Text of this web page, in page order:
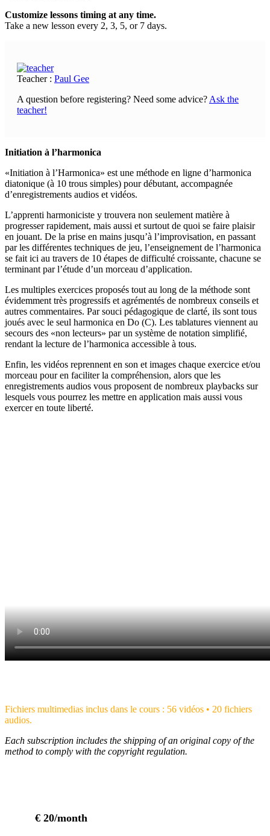
Customize lessons timing at any time.
Take a new lesson every 2, 3, 5, or 7 days.
Teacher : Paul Gee
A question before registering? Need some advice? Ask the
teacher!
Initiation à l’harmonica
«Initiation à l’Harmonica» est une méthode en ligne d’harmonica
diatonique (à 10 trous simples) pour débutant, accompagnée
d’enregistrements audios et vidéos.
L’apprenti harmoniciste y trouvera non seulement matière à
progresser rapidement, mais aussi et surtout de quoi se faire plaisir
en jouant. De la prise en mains jusqu’à l’improvisation, en passant
par les différentes techniques de jeu, l’enseignement de l’harmonica
se fait ici au travers de 10 étapes de difficulté croissante, chacune se
terminant par l’étude d’un morceau d’application.
Les multiples exercices proposés tout au long de la méthode sont
évidemment très progressifs et agrémentés de nombreux conseils et
autres commentaires. Par souci pédagogique de clarté, ils sont tous
joués avec le seul harmonica en Do (C). Les tablatures viennent au
secours des «non lecteurs» par un système de notation simplifié,
rendant la lecture de l’harmonica accessible à tous.
Enfin, les vidéos reprennent en son et images chaque exercice et/ou
morceau pour en faciliter la compréhension, alors que les
enregistrements audios vous proposent de nombreux playbacks sur
lesquels vous pourrez les mettre en application mais aussi vous
exercer en toute liberté.
Fichiers multimedias inclus dans le cours : 56 vidéos • 20 fichiers
audios.
Each subscription includes the shipping of an original copy of the
method to comply with the copyright regulation.
€ 20/month